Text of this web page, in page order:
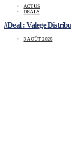
ACTUS
DEALS
#Deal : Valege
3 AOÛT 2026